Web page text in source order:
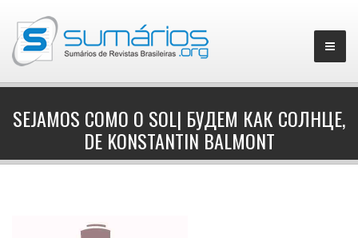
SEJAMOS COMO O SOL| БУДЕМ КАК СОЛНЦЕ,
DE KONSTANTIN BALMONT